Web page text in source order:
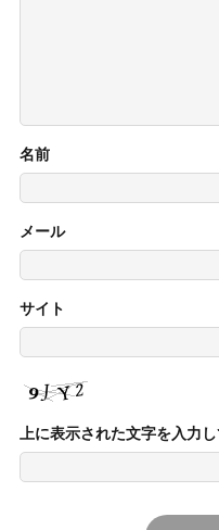
名前
メール
サイト
上に表示された文字を入力し